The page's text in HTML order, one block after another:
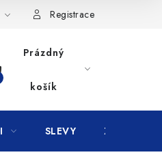
Registrace
Prázdný
košík
SLEVY ZNAČKY